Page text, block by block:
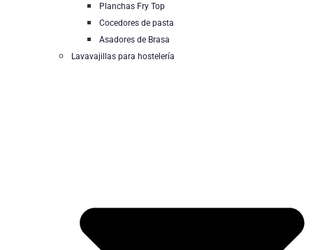
Planchas Fry Top
Cocedores de pasta
Asadores de Brasa
Lavavajillas para hostelería